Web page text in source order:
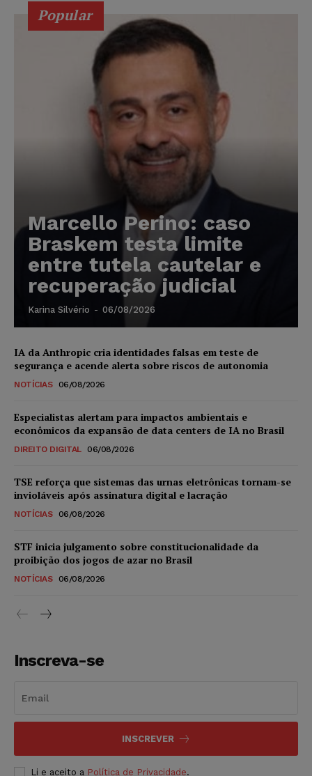
Popular
Marcello Perino: caso
Braskem testa limite
entre tutela cautelar e
recuperação judicial
Karina Silvério - 06/08/2026
IA da Anthropic cria identidades falsas em teste de
segurança e acende alerta sobre riscos de autonomia
NOTÍCIAS 06/08/2026
Especialistas alertam para impactos ambientais e
econômicos da expansão de data centers de IA no Brasil
DIREITO DIGITAL 06/08/2026
TSE reforça que sistemas das urnas eletrônicas tornam-se
invioláveis após assinatura digital e lacração
NOTÍCIAS 06/08/2026
STF inicia julgamento sobre constitucionalidade da
proibição dos jogos de azar no Brasil
NOTÍCIAS 06/08/2026
Inscreva-se
INSCREVER
Li e aceito a Política de Privacidade.